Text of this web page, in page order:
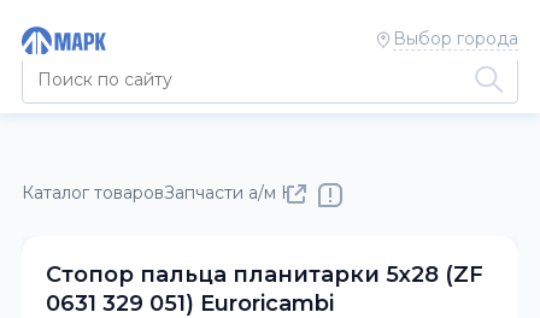
Выбор города
Каталог товаровЗапчасти а/м КАМАЗ
Стопор пальца планитарки 5x28 (ZF
0631 329 051) Euroricambi